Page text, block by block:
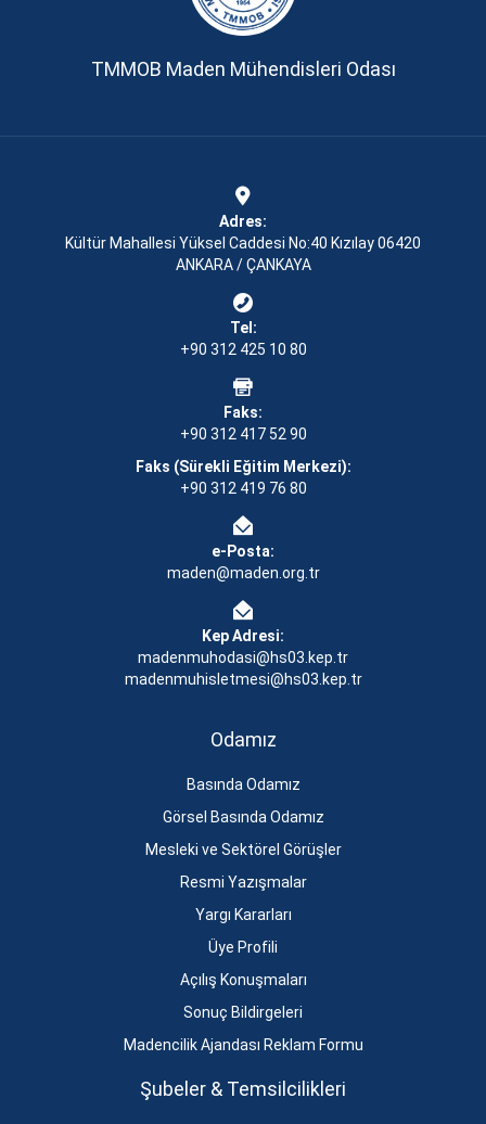
TMMOB Maden Mühendisleri Odası
Adres:
Kültür Mahallesi Yüksel Caddesi No:40 Kızılay 06420
ANKARA / ÇANKAYA
Tel:
+90 312 425 10 80
Faks:
+90 312 417 52 90
Faks (Sürekli Eğitim Merkezi):
+90 312 419 76 80
e-Posta:
maden@maden.org.tr
Kep Adresi:
madenmuhodasi@hs03.kep.tr
madenmuhisletmesi@hs03.kep.tr
Odamız
Basında Odamız
Görsel Basında Odamız
Mesleki ve Sektörel Görüşler
Resmi Yazışmalar
Yargı Kararları
Üye Profili
Açılış Konuşmaları
Sonuç Bildirgeleri
Madencilik Ajandası Reklam Formu
Şubeler & Temsilcilikleri